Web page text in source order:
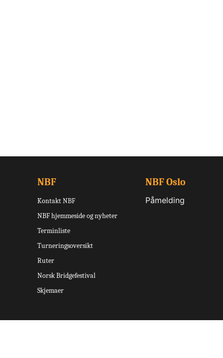
NBF
Kontakt NBF
NBF hjemmeside og nyheter
Terminliste
Turneringsoversikt
Ruter
Norsk Bridgefestival
Skjemaer
NBF Oslo
Påmelding